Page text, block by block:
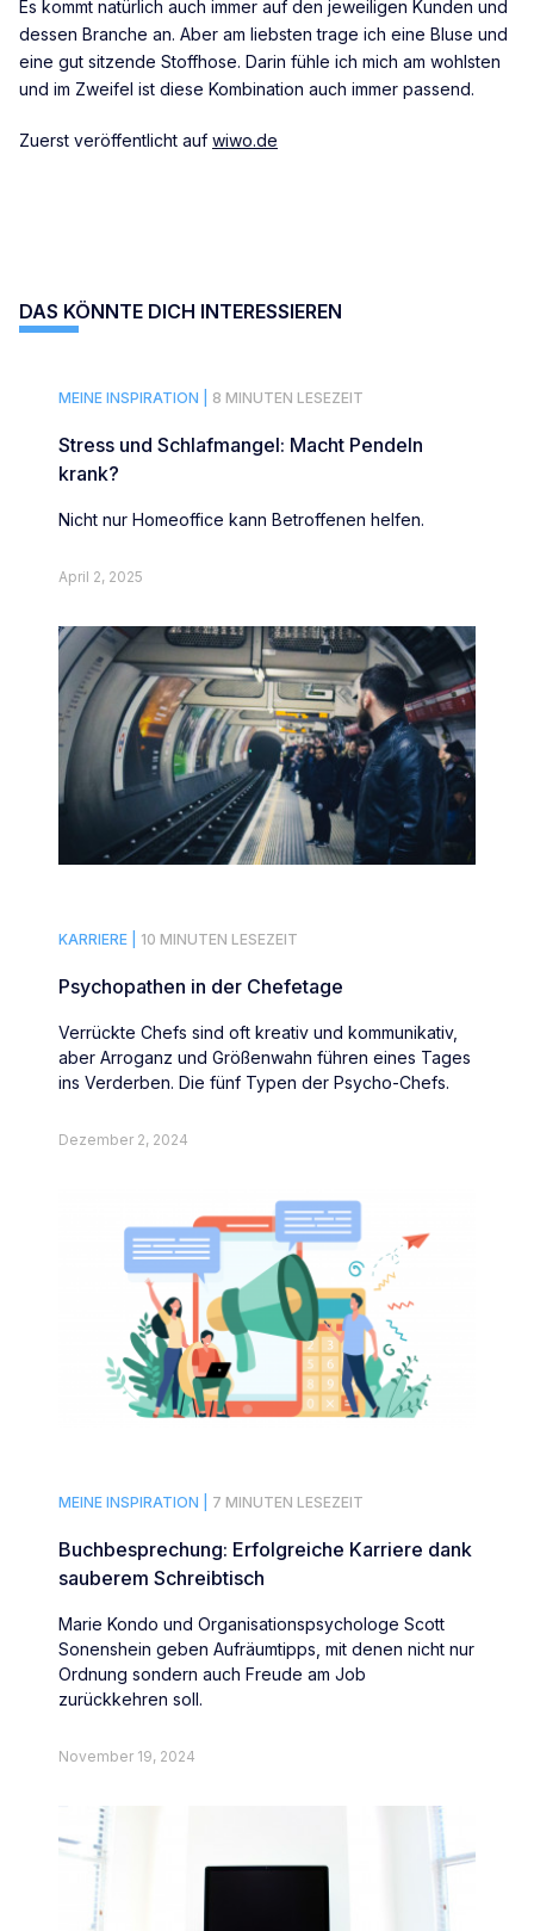
Es kommt natürlich auch immer auf den jeweiligen Kunden und
dessen Branche an. Aber am liebsten trage ich eine Bluse und
eine gut sitzende Stoffhose. Darin fühle ich mich am wohlsten
und im Zweifel ist diese Kombination auch immer passend.
Zuerst veröffentlicht auf wiwo.de
DAS KÖNNTE DICH INTERESSIEREN
MEINE INSPIRATION | 8 MINUTEN LESEZEIT
Stress und Schlafmangel: Macht Pendeln
krank?
Nicht nur Homeoffice kann Betroffenen helfen.
April 2, 2025
KARRIERE | 10 MINUTEN LESEZEIT
Psychopathen in der Chefetage
Verrückte Chefs sind oft kreativ und kommunikativ,
aber Arroganz und Größenwahn führen eines Tages
ins Verderben. Die fünf Typen der Psycho-Chefs.
Dezember 2, 2024
MEINE INSPIRATION | 7 MINUTEN LESEZEIT
Buchbesprechung: Erfolgreiche Karriere dank
sauberem Schreibtisch
Marie Kondo und Organisationspsychologe Scott
Sonenshein geben Aufräumtipps, mit denen nicht nur
Ordnung sondern auch Freude am Job
zurückkehren soll.
November 19, 2024